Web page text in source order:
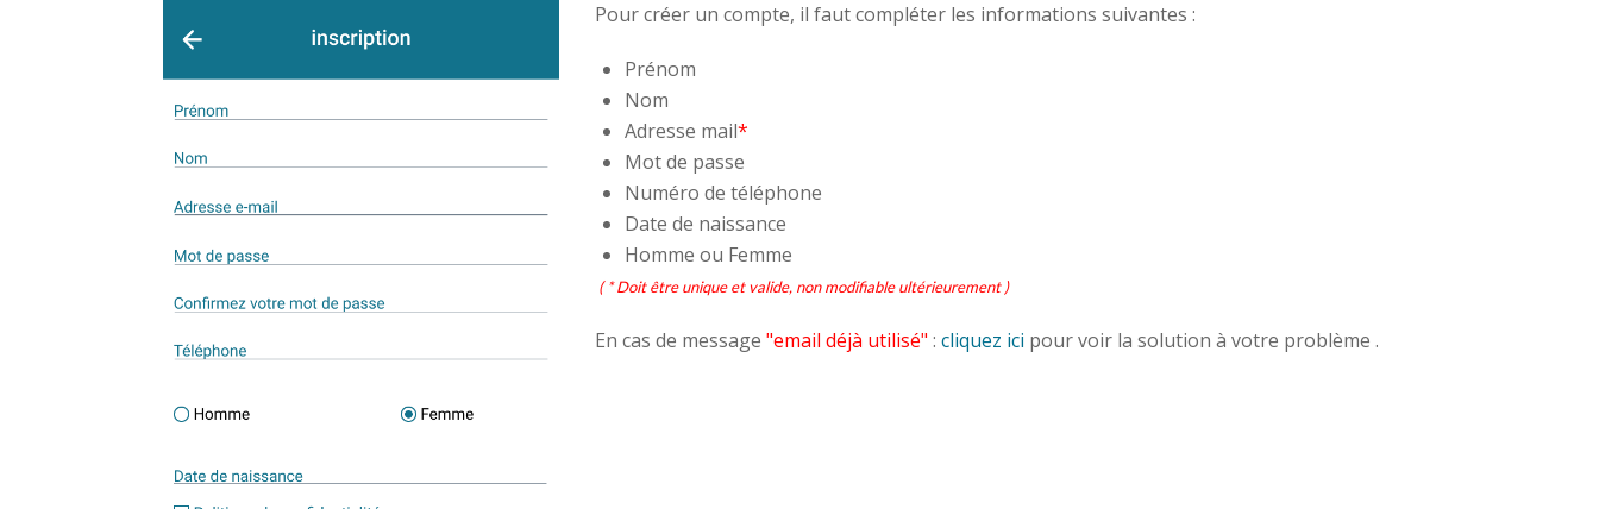
Pour créer un compte, il faut compléter les informations suivantes :
Prénom
Nom
Adresse mail*
Mot de passe
Numéro de téléphone
Date de naissance
Homme ou Femme
( * Doit être unique et valide, non modifiable ultérieurement )
En cas de message "email déjà utilisé" : cliquez ici pour voir la solution à votre problème .